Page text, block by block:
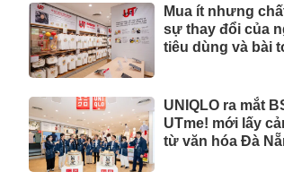
Mua ít nhưng
sự thay đổi của
tiêu dùng và bài
UNIQLO ra mắt
UTme! mới lấy
từ văn hóa Đà